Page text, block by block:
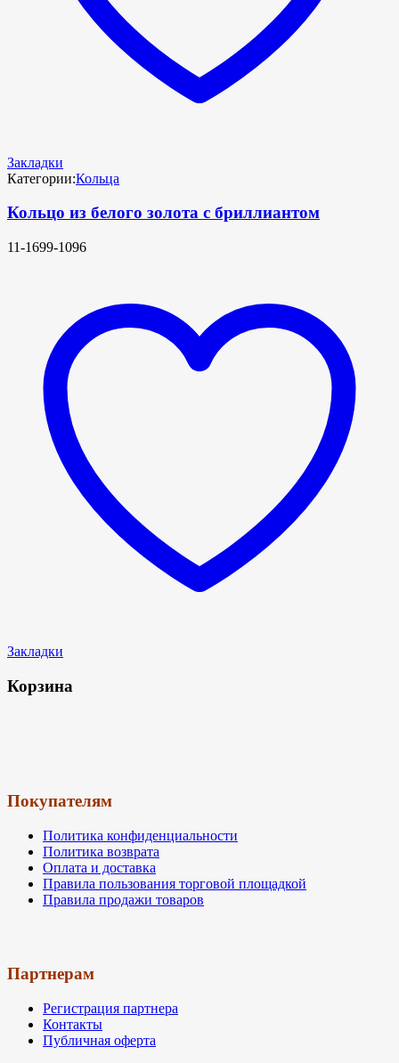
Закладки
Категории:Кольца
Кольцо из белого золота с бриллиантом
11-1699-1096
Закладки
Корзина
Покупателям
Политика конфиденциальности
Политика возврата
Оплата и доставка
Правила пользования торговой площадкой
Правила продажи товаров
Партнерам
Регистрация партнера
Контакты
Публичная оферта